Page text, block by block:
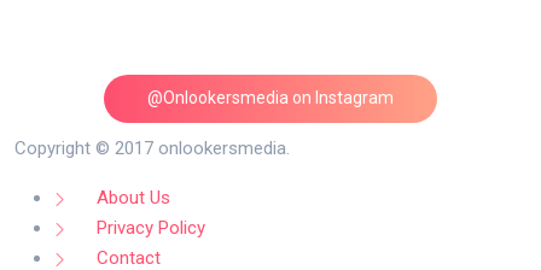
@Onlookersmedia on Instagram
Follow on Instagram
Copyright © 2017 onlookersmedia.
About Us
Privacy Policy
Contact